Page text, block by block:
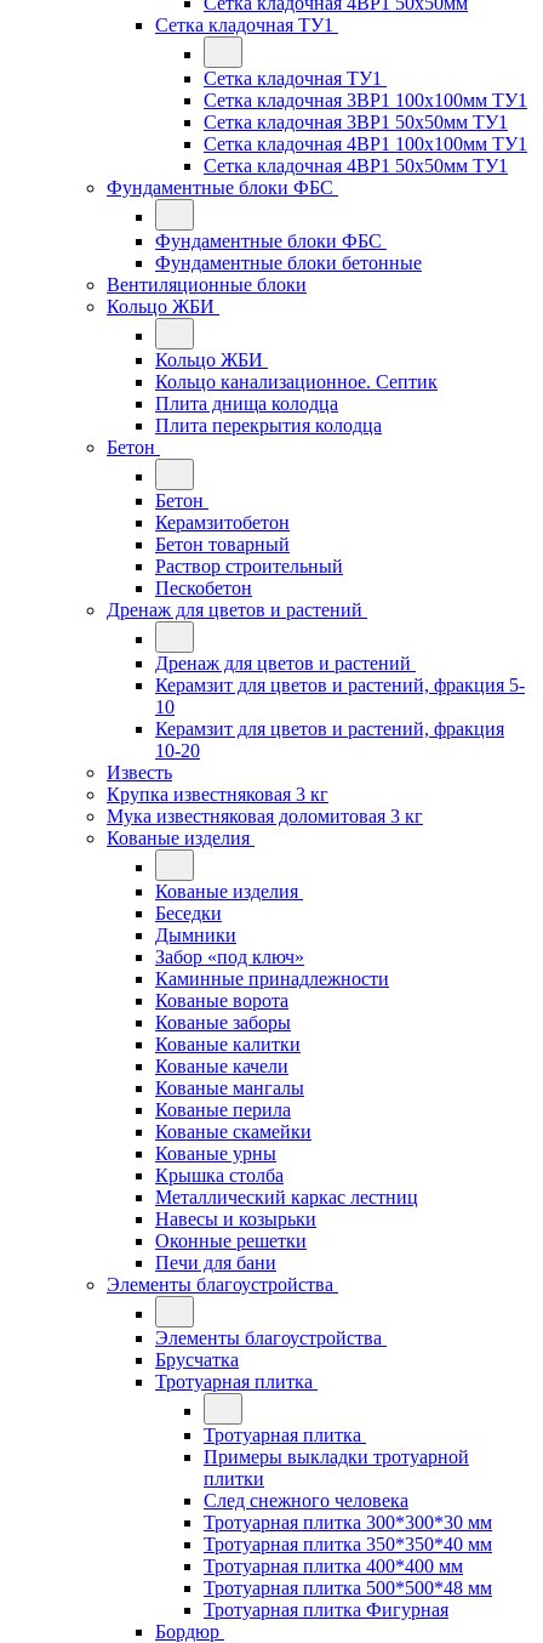
Сетка кладочная ТУ1
Сетка кладочная ТУ1
Сетка кладочная 3ВР1 100x100мм ТУ1
Сетка кладочная 3ВР1 50x50мм ТУ1
Сетка кладочная 4ВР1 100x100мм ТУ1
Сетка кладочная 4ВР1 50x50мм ТУ1
Фундаментные блоки ФБС
Фундаментные блоки ФБС
Фундаментные блоки бетонные
Вентиляционные блоки
Кольцо ЖБИ
Кольцо ЖБИ
Кольцо канализационное. Септик
Плита днища колодца
Плита перекрытия колодца
Бетон
Бетон
Керамзитобетон
Бетон товарный
Раствор строительный
Пескобетон
Дренаж для цветов и растений
Дренаж для цветов и растений
Керамзит для цветов и растений, фракция 5-
10
Керамзит для цветов и растений, фракция
10-20
Известь
Крупка известняковая 3 кг
Мука известняковая доломитовая 3 кг
Кованые изделия
Кованые изделия
Беседки
Дымники
Забор «под ключ»
Каминные принадлежности
Кованые ворота
Кованые заборы
Кованые калитки
Кованые качели
Кованые мангалы
Кованые перила
Кованые скамейки
Кованые урны
Крышка столба
Металлический каркас лестниц
Навесы и козырьки
Оконные решетки
Печи для бани
Элементы благоустройства
Элементы благоустройства
Брусчатка
Тротуарная плитка
Тротуарная плитка
Примеры выкладки тротуарной
плитки
След снежного человека
Тротуарная плитка 300*300*30 мм
Тротуарная плитка 350*350*40 мм
Тротуарная плитка 400*400 мм
Тротуарная плитка 500*500*48 мм
Тротуарная плитка Фигурная
Бордюр